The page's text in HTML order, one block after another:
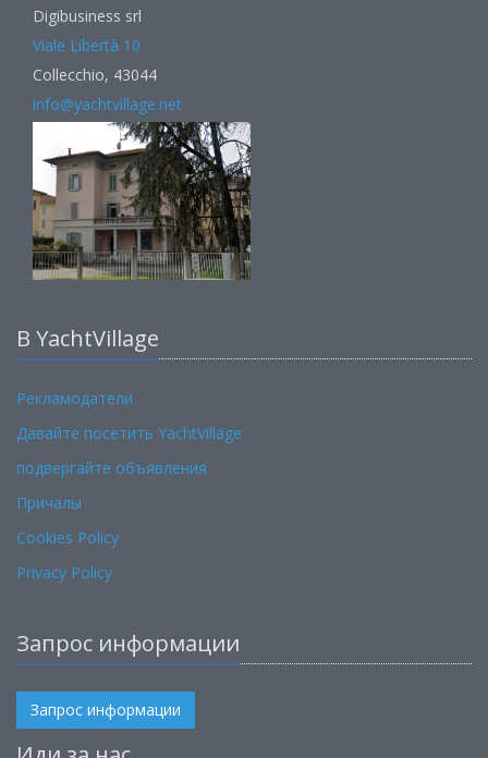
Digibusiness srl
Viale Libertà 10
Collecchio, 43044
info@yachtvillage.net
В YachtVillage
Рекламодатели
Давайте посетить YachtVillage
подвергайте объявления
Причалы
Cookies Policy
Privacy Policy
Запрос информации
Запрос информации